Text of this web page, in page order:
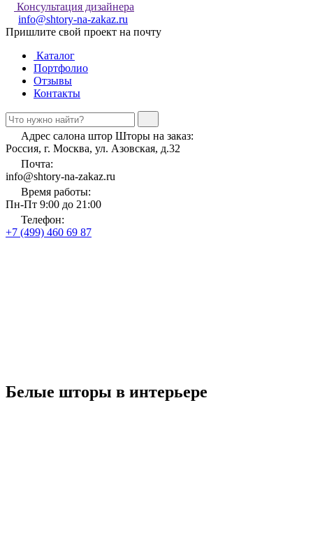
Консультация дизайнера
info@shtory-na-zakaz.ru
Пришлите свой проект на почту
Каталог
Портфолио
Отзывы
Контакты
Адрес салона штор Шторы на заказ:
Россия, г. Москва, ул. Азовская, д.32
Почта:
info@shtory-na-zakaz.ru
Время работы:
Пн-Пт 9:00 до 21:00
Телефон:
+7 (499) 460 69 87
Белые шторы в интерьере